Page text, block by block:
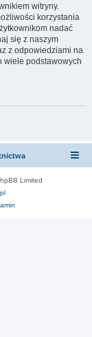
witryny.
korzystania
nadać
się z naszym
z odpowiedziami na
wiele podstawowych
Limited